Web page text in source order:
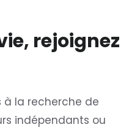
rejoignez
à la recherche de
indépendants ou